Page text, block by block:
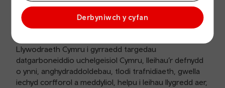
Derbyniwch y cyfan
economi. Rydyn ni hefyd yn cydnabod y cyfleoedd a
allai wneud Cymru’n iachach, yn hapusach, yn fwy
cyfartal, yn fwy ffyniannus ac yn fwy cydnerth. Bydd yr
Llywodraeth Cymru i gyrraedd targedau
datgarboneiddio uchelgeisiol Cymru, lleihau’r defnydd
o ynni, anghydraddoldebau, tlodi trafnidiaeth, gwella
iechyd corfforol a meddyliol, helpu i leihau llygredd aer,